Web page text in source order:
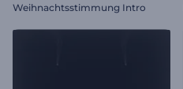
Weihnachtsstimmung Intro